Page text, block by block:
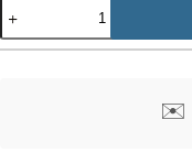
quantité
de
Collier
✉️